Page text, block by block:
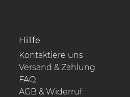
Hilfe
Kontaktiere uns
Versand & Zahlung
FAQ
AGB & Widerruf